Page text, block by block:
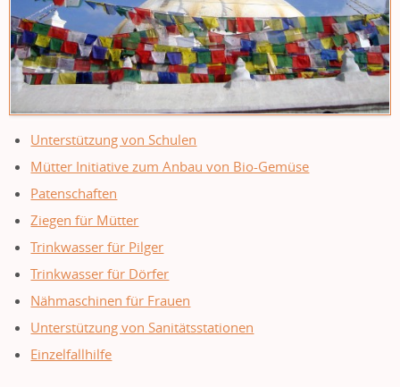
Unterstützung von Schulen
Mütter Initiative zum Anbau von Bio-Gemüse
Patenschaften
Ziegen für Mütter
Trinkwasser für Pilger
Trinkwasser für Dörfer
Nähmaschinen für Frauen
Unterstützung von Sanitätsstationen
Einzelfallhilfe